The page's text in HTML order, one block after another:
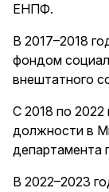
ЕНПФ.
В 2017–2018
фондом
внештатного
С 2018 по
должности в
департамента
В 2022–2023